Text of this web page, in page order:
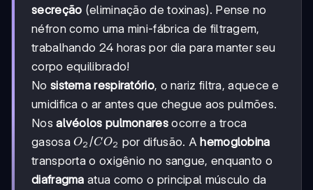
secreção (eliminação de toxinas). Pense no
néfron como uma mini-fábrica de filtragem,
trabalhando 24 horas por dia para manter seu
corpo equilibrado!
No sistema respiratório, o nariz filtra, aquece e
umidifica o ar antes que chegue aos pulmões.
Nosalvéolos pulmonaresocorre a troca
gasosaO₂/CO₂
O2 /CO2 por difusão. Ahemoglobina
transporta o oxigênio no sangue, enquanto o
diafragma atua como o principal músculo da